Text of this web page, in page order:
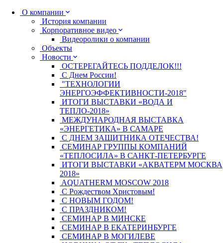
О компании
История компании
Корпоративное видео
Видеоролики о компании
Объекты
Новости
ОСТЕРЕГАЙТЕСЬ ПОДДЕЛОК!!!
С Днем России!
"ТЕХНОЛОГИИ
ЭНЕРГОЭФФЕКТИВНОСТИ-2018"
ИТОГИ ВЫСТАВКИ «ВОДА И
ТЕПЛО-2018»
МЕЖДУНАРОДНАЯ ВЫСТАВКА
«ЭНЕРГЕТИКА» В САМАРЕ
С ДНЕМ ЗАЩИТНИКА ОТЕЧЕСТВА!
СЕМИНАР ГРУППЫ КОМПАНИЙ
«ТЕПЛОСИЛА» В САНКТ-ПЕТЕРБУРГЕ
ИТОГИ ВЫСТАВКИ «АКВАТЕРМ МОСКВА
2018»
AQUATHERM MOSCOW 2018
С Рождеством Христовым!
С НОВЫМ ГОДОМ!
С ПРАЗДНИКОМ!
СЕМИНАР В МИНСКЕ
СЕМИНАР В ЕКАТЕРИНБУРГЕ
СЕМИНАР В МОГИЛЕВЕ